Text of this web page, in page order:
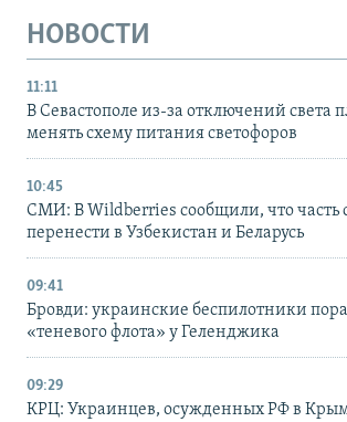
НОВОСТИ
11:11
В Севастополе из-за отключений света
менять схему питания светофоров
10:45
СМИ: В Wildberries сообщили, что часть
перенести в Узбекистан и Беларусь
09:41
Бровди: украинские беспилотники
«теневого флота» у Геленджика
09:29
КРЦ: Украинцев, осужденных РФ в